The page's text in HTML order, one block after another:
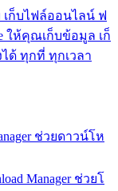
เก็บไฟล์ออนไลน์ ฟ
ให้คุณเก็บข้อมูล เก็
ด้ ทุกที่ ทุกเวลา
ช่วยดาวน์โห
Manager ช่วยโ